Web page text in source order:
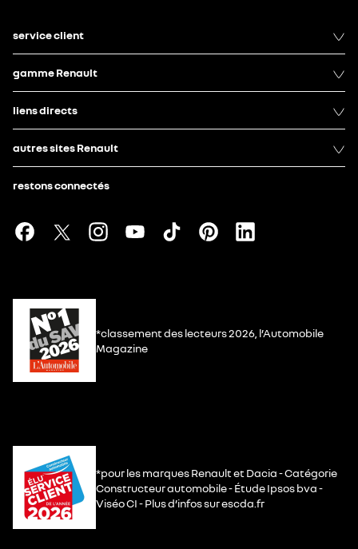
service client
gamme Renault
liens directs
autres sites Renault
restons connectés
*classement des lecteurs 2026, l’Automobile
Magazine
*pour les marques Renault et Dacia - Catégorie
Constructeur automobile - Étude Ipsos bva -
Viséo CI - Plus d’infos sur escda.fr